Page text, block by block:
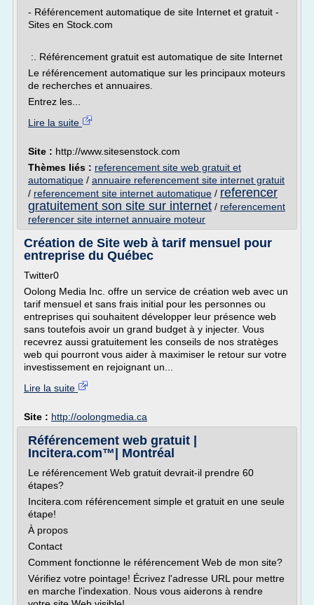
- Référencement automatique de site Internet et gratuit -
Sites en Stock.com
:. Référencement gratuit est automatique de site Internet
Le référencement automatique sur les principaux moteurs
de recherches et annuaires.
Entrez les...
Lire la suite
Site : http://www.sitesenstock.com
Thèmes liés : referencement site web gratuit et
automatique / annuaire referencement site internet gratuit
/ referencement site internet automatique / referencer
gratuitement son site sur internet / referencement
referencer site internet annuaire moteur
Création de Site web à tarif mensuel pour
entreprise du Québec
Twitter0
Oolong Media Inc. offre un service de création web avec un
tarif mensuel et sans frais initial pour les personnes ou
entreprises qui souhaitent développer leur présence web
sans toutefois avoir un grand budget à y injecter. Vous
recevrez aussi gratuitement les conseils de nos stratèges
web qui pourront vous aider à maximiser le retour sur votre
investissement en rejoignant un...
Lire la suite
Site : http://oolongmedia.ca
Référencement web gratuit |
Incitera.com™| Montréal
Le référencement Web gratuit devrait-il prendre 60
étapes?
Incitera.com référencement simple et gratuit en une seule
étape!
À propos
Contact
Comment fonctionne le référencement Web de mon site?
Vérifiez votre pointage! Écrivez l'adresse URL pour mettre
en marche l'indexation. Nous vous aiderons à rendre